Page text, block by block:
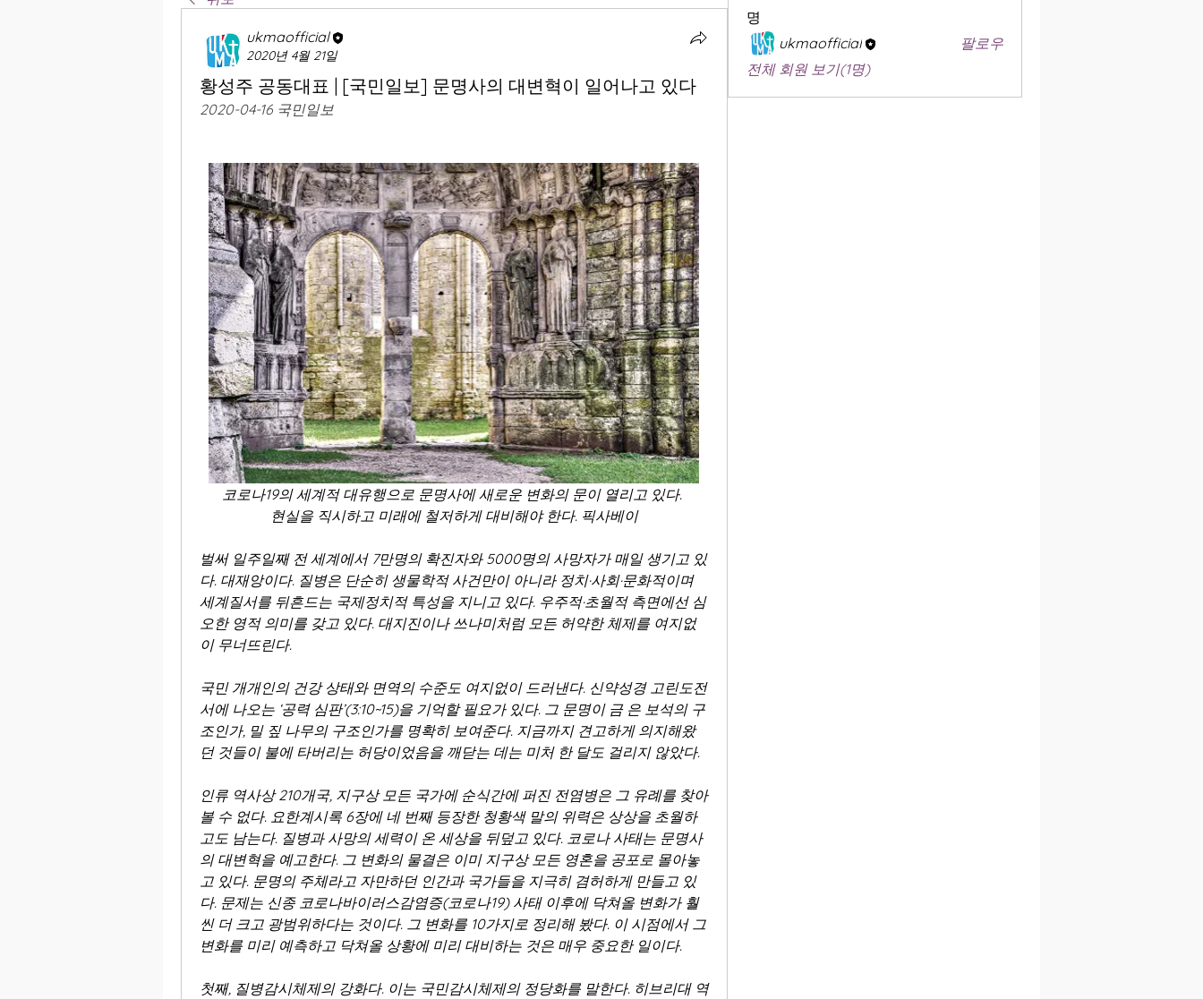
ukmaofficial
2020년 4월 21일
황성주 공동대표 | [국민일보] 문명사의 대변혁이 일어나고 있다
2020-04-16 국민일보
코로나19의 세계적 대유행으로 문명사에 새로운 변화의 문이 열리고 있다.
현실을 직시하고 미래에 철저하게 대비해야 한다. 픽사베이
벌써 일주일째 전 세계에서 7만명의 확진자와 5000명의 사망자가 매일 생기고 있
다. 대재앙이다. 질병은 단순히 생물학적 사건만이 아니라 정치·사회·문화적이며
세계질서를 뒤흔드는 국제정치적 특성을 지니고 있다. 우주적·초월적 측면에선 심
오한 영적 의미를 갖고 있다. 대지진이나 쓰나미처럼 모든 허약한 체제를 여지없
이 무너뜨린다.
국민 개개인의 건강 상태와 면역의 수준도 여지없이 드러낸다. 신약성경 고린도전
서에 나오는 ‘공력 심판’(3:10~15)을 기억할 필요가 있다. 그 문명이 금 은 보석의 구
조인가, 밀 짚 나무의 구조인가를 명확히 보여준다. 지금까지 견고하게 의지해왔
던 것들이 불에 타버리는 허당이었음을 깨닫는 데는 미처 한 달도 걸리지 않았다.
인류 역사상 210개국, 지구상 모든 국가에 순식간에 퍼진 전염병은 그 유례를 찾아
볼 수 없다. 요한계시록 6장에 네 번째 등장한 청황색 말의 위력은 상상을 초월하
고도 남는다. 질병과 사망의 세력이 온 세상을 뒤덮고 있다. 코로나 사태는 문명사
의 대변혁을 예고한다. 그 변화의 물결은 이미 지구상 모든 영혼을 공포로 몰아놓
고 있다. 문명의 주체라고 자만하던 인간과 국가들을 지극히 겸허하게 만들고 있
다. 문제는 신종 코로나바이러스감염증(코로나19) 사태 이후에 닥쳐올 변화가 훨
씬 더 크고 광범위하다는 것이다. 그 변화를 10가지로 정리해 봤다. 이 시점에서 그
변화를 미리 예측하고 닥쳐올 상황에 미리 대비하는 것은 매우 중요한 일이다.
첫째, 질병감시체제의 강화다. 이는 국민감시체제의 정당화를 말한다. 히브리대 역
명
ukmaofficial
팔로우
전체 회원 보기(1명)